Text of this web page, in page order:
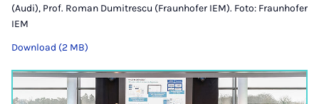
(Audi), Prof. Roman Dumitrescu (Fraunhofer IEM). Foto: Fraunhofer
IEM
Download (2 MB)